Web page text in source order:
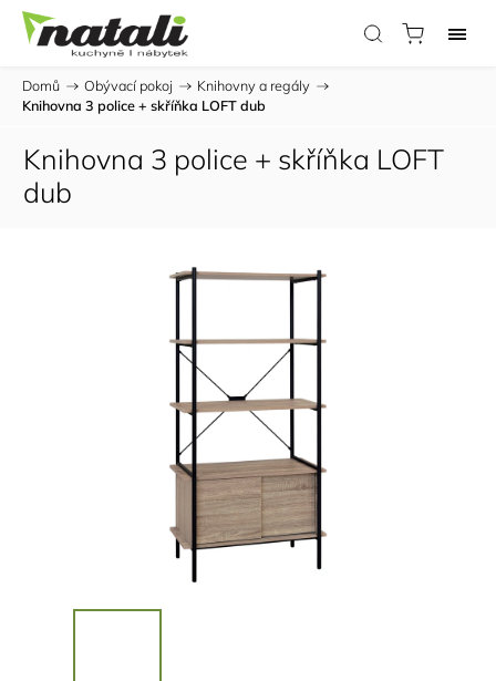
Domů / Obývací pokoj / Knihovny a regály /
Knihovna 3 police + skříňka LOFT dub
Knihovna 3 police + skříňka LOFT
dub